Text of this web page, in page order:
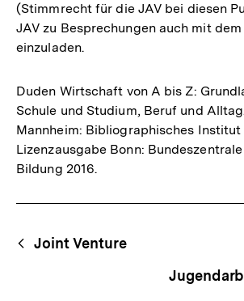
(Stimmrecht für die JAV bei diesen
JAV zu Besprechungen auch mit
einzuladen.
Duden Wirtschaft von A bis Z:
Schule und Studium, Beruf und
Mannheim: Bibliographisches Institut
Lizenzausgabe Bonn:
Bildung 2016.
Content-
Navigation
Joint Venture